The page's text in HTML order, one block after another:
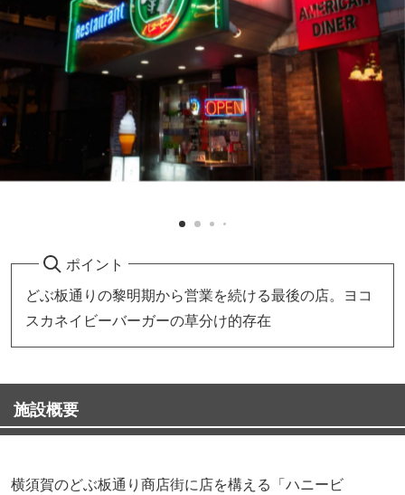
ポイント
どぶ板通りの黎明期から営業を続ける最後の店。ヨコ
スカネイビーバーガーの草分け的存在
施設概要
横須賀のどぶ板通り商店街に店を構える「ハニービ